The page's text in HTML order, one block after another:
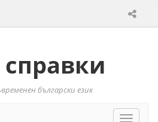
български език